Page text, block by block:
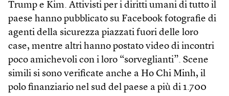
Trump e Kim. Attivisti per i diritti umani di tutto il
paese hanno pubblicato su Facebook fotografie di
agenti della sicurezza piazzati fuori delle loro
case, mentre altri hanno postato video di incontri
poco amichevoli con i loro “sorveglianti”. Scene
simili si sono verificate anche a Ho Chi Minh, il
polo finanziario nel sud del paese a più di 1.700